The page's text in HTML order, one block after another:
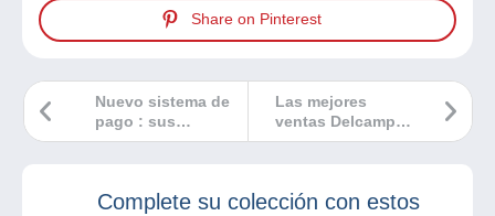
Share on Pinterest
Las mejores
ventas Delcampe
febrero 2024
Nuevo sistema de
pago : sus
preguntas más
Complete su colección con estos